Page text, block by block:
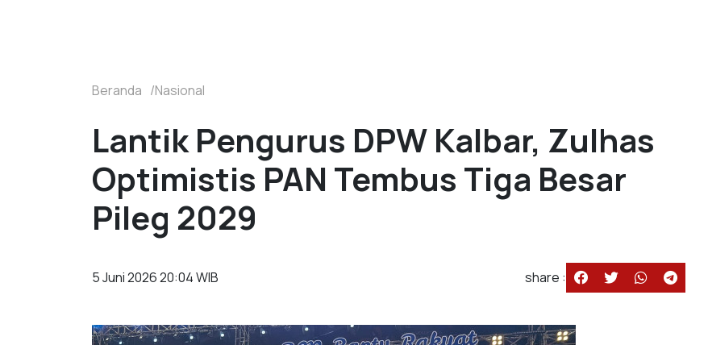
Beranda Nasional
Lantik Pengurus DPW Kalbar, Zulhas
Optimistis PAN Tembus Tiga Besar
Pileg 2029
5 Juni 2026 20:04 WIB share :